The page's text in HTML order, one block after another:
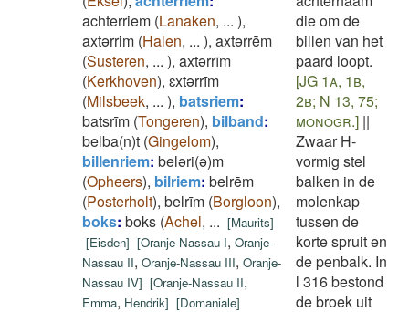
achterriem (Lanaken, ... ),
axtǝrrim (Halen, ... ), axtǝrrēm
(Susteren, ... ), axtǝrrīm
(Kerkhoven), ɛxtǝrrīm
(Milsbeek, ... ), batsriem:
batsrīm (Tongeren), bilband:
belba(n)t (Gingelom),
billenriem: belǝri(ǝ)m
(Opheers), bilriem: belrēm
(Posterholt), belrīm (Borgloon),
boks: boks (Achel, ... [Maurits]
[Eisden] [Oranje-Nassau I, Oranje-
Nassau II, Oranje-Nassau III, Oranje-
Nassau IV] [Oranje-Nassau II,
Emma, Hendrik] [Domaniale]
die om de
billen van het
paard loopt.
[JG 1a, 1b,
2b; N 13, 75;
monogr.] ||
Zwaar H-
vormig stel
balken in de
molenkap
tussen de
korte spruit en
de penbalk. In
l 316 bestond
de broek uit